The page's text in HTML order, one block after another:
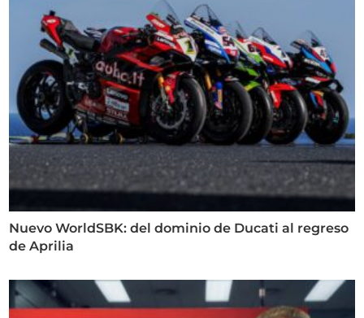
Nuevo WorldSBK: del dominio de Ducati al regreso
de Aprilia